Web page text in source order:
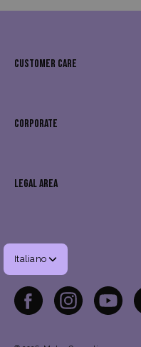
CUSTOMER CARE
CORPORATE
LEGAL AREA
Lingua
Italiano